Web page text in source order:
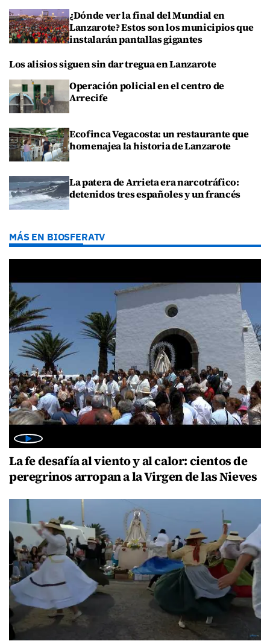
¿Dónde ver la final del Mundial en
Lanzarote? Estos son los municipios que
instalarán pantallas gigantes
Los alisios siguen sin dar tregua en Lanzarote
Operación policial en el centro de
Arrecife
Ecofinca Vegacosta: un restaurante que
homenajea la historia de Lanzarote
La patera de Arrieta era narcotráfico:
detenidos tres españoles y un francés
MÁS EN BIOSFERATV
La fe desafía al viento y al calor: cientos de
peregrinos arropan a la Virgen de las Nieves